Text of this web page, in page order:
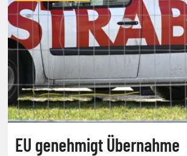
EU genehmigt Übernahme